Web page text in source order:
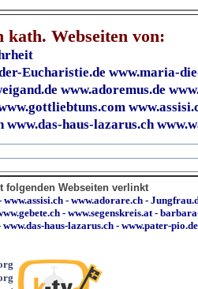
kath. Webseiten von:
Eucharistie.de www.maria-
www.adoremus.de
www.das-haus-lazarus.ch
folgenden Webseiten verlinkt
www.assisi.ch - www.adorare.ch -
- www.segenskreis.at -
www.das-haus-lazarus.ch - www.pater-pio.de